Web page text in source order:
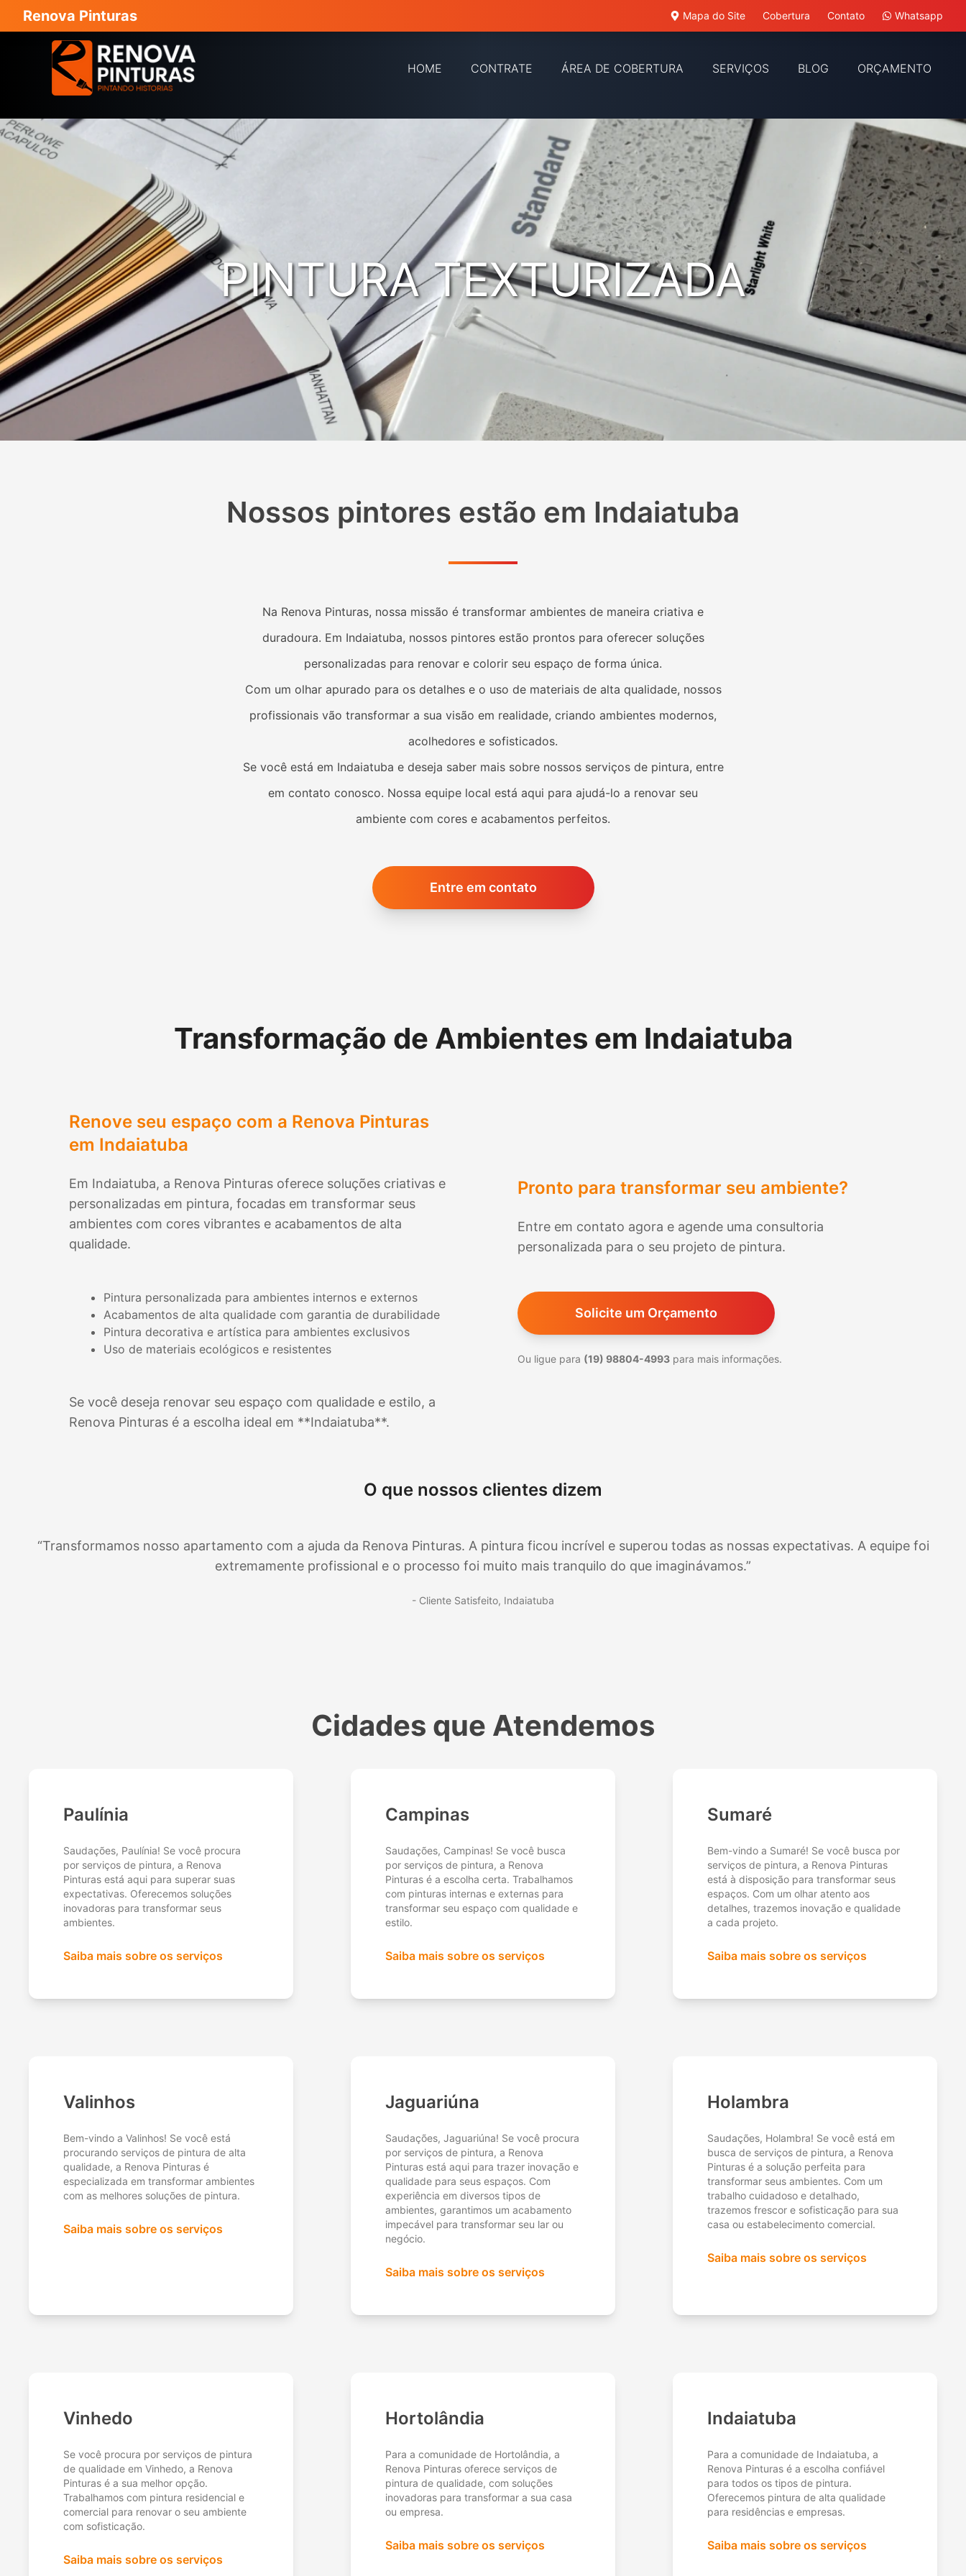
Renova Pinturas Mapa do Site Cobertura Contato Whatsapp
HOME CONTRATE ÁREA DE COBERTURA SERVIÇOS BLOG ORÇAMENTO
PINTURA TEXTURIZADA
Nossos pintores estão em Indaiatuba
Na Renova Pinturas, nossa missão é transformar ambientes de maneira criativa e
duradoura. Em Indaiatuba, nossos pintores estão prontos para oferecer soluções
personalizadas para renovar e colorir seu espaço de forma única.
Com um olhar apurado para os detalhes e o uso de materiais de alta qualidade, nossos
profissionais vão transformar a sua visão em realidade, criando ambientes modernos,
acolhedores e sofisticados.
Se você está em Indaiatuba e deseja saber mais sobre nossos serviços de pintura, entre
em contato conosco. Nossa equipe local está aqui para ajudá-lo a renovar seu
ambiente com cores e acabamentos perfeitos.
Entre em contato
Transformação de Ambientes em Indaiatuba
Renove seu espaço com a Renova Pinturas
em Indaiatuba
Em Indaiatuba, a Renova Pinturas oferece soluções criativas e
personalizadas em pintura, focadas em transformar seus
ambientes com cores vibrantes e acabamentos de alta
qualidade.
Pintura personalizada para ambientes internos e externos
Acabamentos de alta qualidade com garantia de durabilidade
Pintura decorativa e artística para ambientes exclusivos
Uso de materiais ecológicos e resistentes
Se você deseja renovar seu espaço com qualidade e estilo, a
Renova Pinturas é a escolha ideal em **Indaiatuba**.
Pronto para transformar seu ambiente?
Entre em contato agora e agende uma consultoria
personalizada para o seu projeto de pintura.
Solicite um Orçamento
Ou ligue para (19) 98804-4993 para mais informações.
O que nossos clientes dizem
“Transformamos nosso apartamento com a ajuda da Renova Pinturas. A pintura ficou incrível e superou todas as nossas expectativas. A equipe foi
extremamente profissional e o processo foi muito mais tranquilo do que imaginávamos.”
- Cliente Satisfeito, Indaiatuba
Cidades que Atendemos
Paulínia
Saudações, Paulínia! Se você procura
por serviços de pintura, a Renova
Pinturas está aqui para superar suas
expectativas. Oferecemos soluções
inovadoras para transformar seus
ambientes.
Saiba mais sobre os serviços
Campinas
Saudações, Campinas! Se você busca
por serviços de pintura, a Renova
Pinturas é a escolha certa. Trabalhamos
com pinturas internas e externas para
transformar seu espaço com qualidade e
estilo.
Saiba mais sobre os serviços
Sumaré
Bem-vindo a Sumaré! Se você busca por
serviços de pintura, a Renova Pinturas
está à disposição para transformar seus
espaços. Com um olhar atento aos
detalhes, trazemos inovação e qualidade
a cada projeto.
Saiba mais sobre os serviços
Valinhos
Bem-vindo a Valinhos! Se você está
procurando serviços de pintura de alta
qualidade, a Renova Pinturas é
especializada em transformar ambientes
com as melhores soluções de pintura.
Saiba mais sobre os serviços
Jaguariúna
Saudações, Jaguariúna! Se você procura
por serviços de pintura, a Renova
Pinturas está aqui para trazer inovação e
qualidade para seus espaços. Com
experiência em diversos tipos de
ambientes, garantimos um acabamento
impecável para transformar seu lar ou
negócio.
Saiba mais sobre os serviços
Holambra
Saudações, Holambra! Se você está em
busca de serviços de pintura, a Renova
Pinturas é a solução perfeita para
transformar seus ambientes. Com um
trabalho cuidadoso e detalhado,
trazemos frescor e sofisticação para sua
casa ou estabelecimento comercial.
Saiba mais sobre os serviços
Vinhedo
Se você procura por serviços de pintura
de qualidade em Vinhedo, a Renova
Pinturas é a sua melhor opção.
Trabalhamos com pintura residencial e
comercial para renovar o seu ambiente
com sofisticação.
Saiba mais sobre os serviços
Hortolândia
Para a comunidade de Hortolândia, a
Renova Pinturas oferece serviços de
pintura de qualidade, com soluções
inovadoras para transformar a sua casa
ou empresa.
Saiba mais sobre os serviços
Indaiatuba
Para a comunidade de Indaiatuba, a
Renova Pinturas é a escolha confiável
para todos os tipos de pintura.
Oferecemos pintura de alta qualidade
para residências e empresas.
Saiba mais sobre os serviços